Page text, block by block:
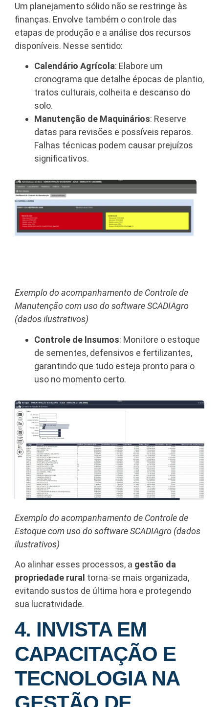
Um planejamento sólido não se restringe às
finanças. Envolve também o controle das
etapas de produção e a análise dos recursos
disponíveis. Nesse sentido:
Calendário Agrícola: Elabore um
cronograma que detalhe épocas de plantio,
tratos culturais, colheita e descanso do
solo.
Manutenção de Maquinários: Reserve
datas para revisões e possíveis reparos.
Falhas técnicas podem causar prejuízos
significativos.
Exemplo do acompanhamento de Controle de
Manutenção com uso do software SCADIAgro
(dados ilustrativos)
Controle de Insumos: Monitore o estoque
de sementes, defensivos e fertilizantes,
garantindo que tudo esteja pronto para o
uso no momento certo.
Exemplo do acompanhamento de Controle de
Estoque com uso do software SCADIAgro (dados
ilustrativos)
Ao alinhar esses processos, a gestão da
propriedade rural torna-se mais organizada,
evitando sustos de última hora e protegendo
sua lucratividade.
4. INVISTA EM
CAPACITAÇÃO E
TECNOLOGIA NA